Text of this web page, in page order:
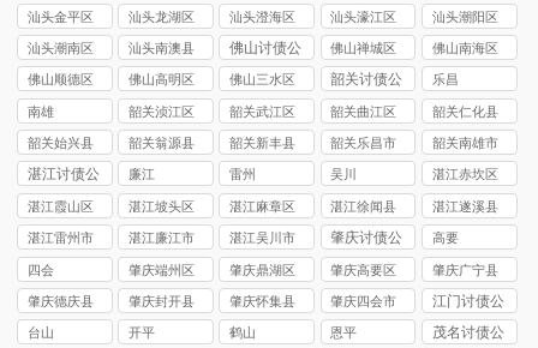
司
讨债公司
讨债公司
讨债公司
司
汕头金平区
讨债公司
汕头龙湖区
讨债公司
汕头澄海区
讨债公司
汕头濠江区
讨债公司
汕头潮阳区
讨债公司
汕头潮南区
讨债公司
汕头南澳县
讨债公司
佛山讨债公
司
佛山禅城区
讨债公司
佛山南海区
讨债公司
佛山顺德区
讨债公司
佛山高明区
讨债公司
佛山三水区
讨债公司
韶关讨债公
司
乐昌
南雄
韶关浈江区
讨债公司
韶关武江区
讨债公司
韶关曲江区
讨债公司
韶关仁化县
讨债公司
韶关始兴县
讨债公司
韶关翁源县
讨债公司
韶关新丰县
讨债公司
韶关乐昌市
讨债公司
韶关南雄市
讨债公司
湛江讨债公
司
廉江 雷州 吴川
湛江赤坎区
讨债公司
湛江霞山区
讨债公司
湛江坡头区
讨债公司
湛江麻章区
讨债公司
湛江徐闻县
讨债公司
湛江遂溪县
讨债公司
湛江雷州市
讨债公司
湛江廉江市
讨债公司
湛江吴川市
讨债公司
肇庆讨债公
司
高要
四会
肇庆端州区
讨债公司
肇庆鼎湖区
讨债公司
肇庆高要区
讨债公司
肇庆广宁县
讨债公司
肇庆德庆县
讨债公司
肇庆封开县
讨债公司
肇庆怀集县
讨债公司
肇庆四会市
讨债公司
江门讨债公
司
台山 开平 鹤山 恩平
茂名讨债公